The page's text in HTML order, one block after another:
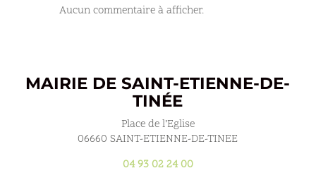
Aucun commentaire à afficher.
MAIRIE DE SAINT-ETIENNE-DE-
TINÉE
Place de l’Eglise
06660 SAINT-ETIENNE-DE-TINEE
04 93 02 24 00